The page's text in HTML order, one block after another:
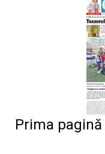
Prima pagină